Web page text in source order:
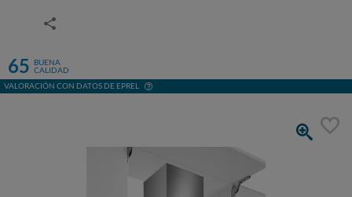
65 BUENA
CALIDAD
VALORACIÓN CON DATOS DE EPREL